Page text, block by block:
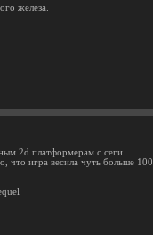
железа.
2d платформерам с сеги.
что игра весила чуть больше 100